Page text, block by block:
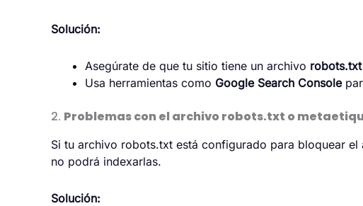
Solución:
Asegúrate de que tu sitio tiene un archivo robots.txt
Usa herramientas como Google Search Console
2. Problemas con el archivo robots.txt o
Si tu archivo robots.txt está configurado para bloquear
no podrá indexarlas.
Solución: